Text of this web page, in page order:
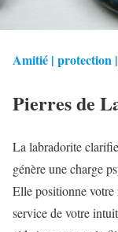
Amitié | protection |
Pierres de
La labradorite
génère une charge
Elle positionne votre
service de votre